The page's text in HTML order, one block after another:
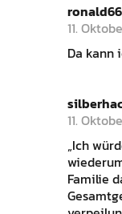
ronald66
11.
Da kann
11.
„Ich
Familie